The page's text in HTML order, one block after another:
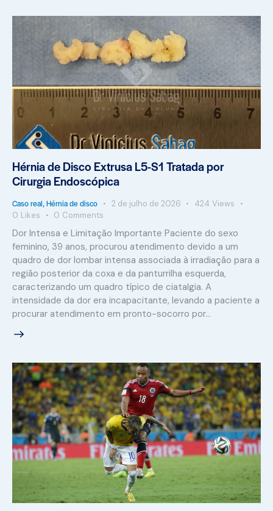
Hérnia de Disco Extrusa L5-S1 Tratada por
Cirurgia Endoscópica
Caso real,Hérnia de disco 2 de julho de 2026 424 Views
0 Likes 0 Comments
Dor Intensa e Limitação Importante Paciente do sexo
feminino, 39 anos, procurou atendimento devido a um
quadro de dor lombar intensa associada à irradiação para a
região posterior da coxa e da panturrilha esquerda,
caracterizando um quadro típico de ciatalgia. A
intensidade da dor era incapacitante, levando a paciente a
procurar atendimento em pronto-socorro por…